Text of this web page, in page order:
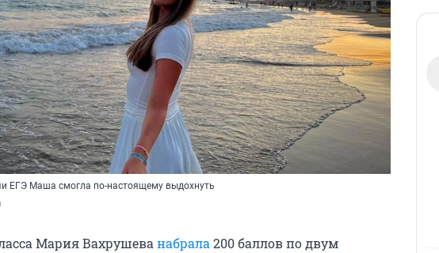
ЕГЭ Маша смогла по-настоящему выдохнуть
Мария Вахрушева набрала 200 баллов по двум